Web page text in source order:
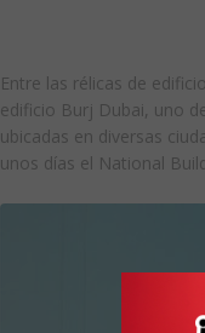
Entre las rélicas de
edificio Burj Dubai, uno
ubicadas en diversas
unos días el National